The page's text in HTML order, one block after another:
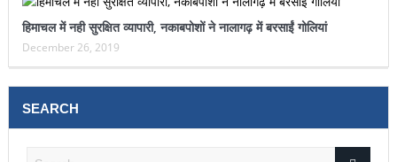
हिमाचल में नही सुरक्षित व्यापारी, नकाबपोशों ने नालागढ़ में बरसाईं गोलियां
December 26, 2019
SEARCH